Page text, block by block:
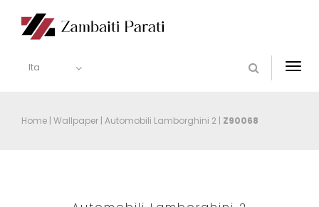
Ita
Home | Wallpaper | Automobili Lamborghini 2 | Z90068